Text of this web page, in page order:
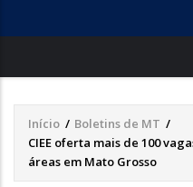
crimes
CAIXA
Trilha
de
Início / Boletins de MT /
CIEE oferta mais de 100
áreas em Mato Grosso